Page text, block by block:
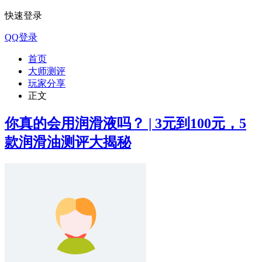
快速登录
QQ登录
首页
大师测评
玩家分享
正文
你真的会用润滑液吗？ | 3元到100元，5
款润滑油测评大揭秘